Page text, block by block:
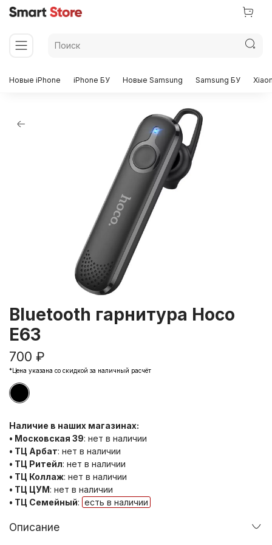
Новые iPhone iPhone БУ Новые Samsung Samsung БУ
Bluetooth гарнитура Hoco
E63
700 ₽
*Цена указана со скидкой за наличный расчёт
Наличие в наших магазинах:
• Московская 39: нет в наличии
• ТЦ Арбат: нет в наличии
• ТЦ Ритейл: нет в наличии
• ТЦ Коллаж: нет в наличии
• ТЦ ЦУМ: нет в наличии
• ТЦ Семейный: есть в наличии
Описание